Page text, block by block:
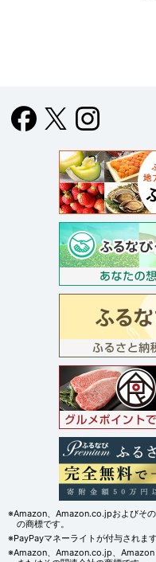
※Amazon、Amazon.co.jpおよびそ
の商標です。
※PayPayマネーライトが付与されま
※Amazon、Amazon.co.jp、